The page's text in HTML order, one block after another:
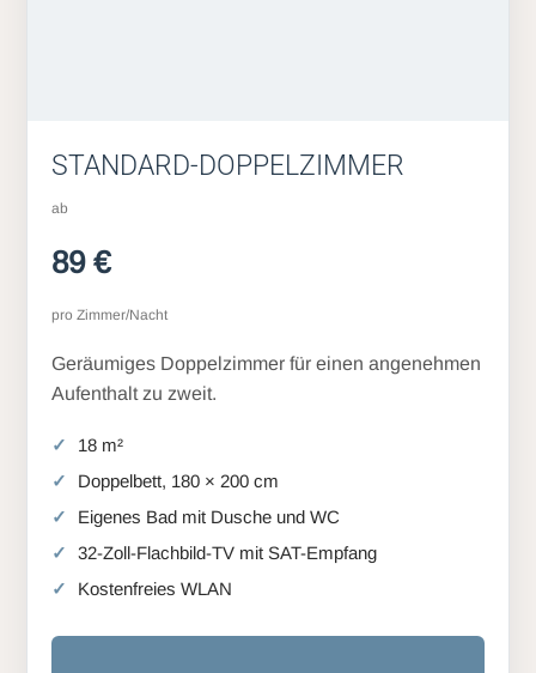
STANDARD-DOPPELZIMMER
ab
89 €
pro Zimmer/Nacht
Geräumiges Doppelzimmer für einen angenehmen
Aufenthalt zu zweit.
18 m²
Doppelbett, 180 × 200 cm
Eigenes Bad mit Dusche und WC
32-Zoll-Flachbild-TV mit SAT-Empfang
Kostenfreies WLAN